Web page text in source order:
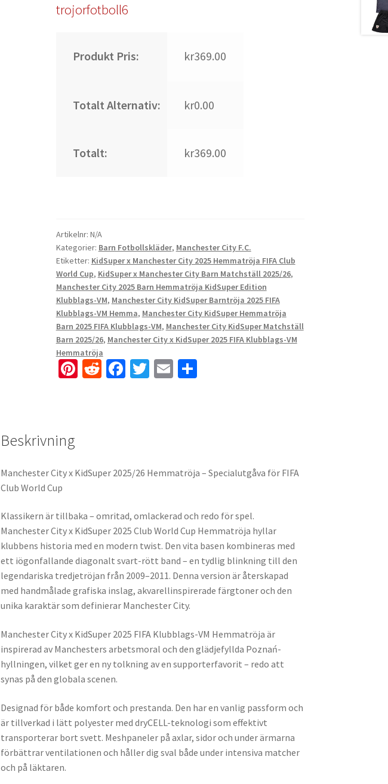
trojorfotboll6
Produkt Pris: kr369.00
Totalt Alternativ: kr0.00
Totalt: kr369.00
Artikelnr: N/A
Kategorier: Barn Fotbollskläder, Manchester City F.C.
Etiketter: KidSuper x Manchester City 2025 Hemmatröja FIFA Club
World Cup, KidSuper x Manchester City Barn Matchställ 2025/26,
Manchester City 2025 Barn Hemmatröja KidSuper Edition
Klubblags-VM, Manchester City KidSuper Barntröja 2025 FIFA
Klubblags-VM Hemma, Manchester City KidSuper Hemmatröja
Barn 2025 FIFA Klubblags-VM, Manchester City KidSuper Matchställ
Barn 2025/26, Manchester City x KidSuper 2025 FIFA Klubblags-VM
Hemmatröja
Pi R Fa
k
T E D
Beskrivning
Manchester City x KidSuper 2025/26 Hemmatröja – Specialutgåva för FIFA
Club World Cup
Klassikern är tillbaka – omritad, omlackerad och redo för spel.
Manchester City x KidSuper 2025 Club World Cup Hemmatröja hyllar
klubbens historia med en modern twist. Den vita basen kombineras med
ett iögonfallande diagonalt svart-rött band – en tydlig blinkning till den
legendariska tredjetröjan från 2009–2011. Denna version är återskapad
med handmålade grafiska inslag, akvarellinspirerade färgtoner och den
unika karaktär som definierar Manchester City.
Manchester City x KidSuper 2025 FIFA Klubblags-VM Hemmatröja är
inspirerad av Manchesters arbetsmoral och den glädjefyllda Poznań-
hyllningen, vilket ger en ny tolkning av en supporterfavorit – redo att
synas på den globala scenen.
Designad för både komfort och prestanda. Den har en vanlig passform och
är tillverkad i lätt polyester med dryCELL-teknologi som effektivt
transporterar bort svett. Meshpaneler på axlar, sidor och under ärmarna
förbättrar ventilationen och håller dig sval både under intensiva matcher
och på läktaren.